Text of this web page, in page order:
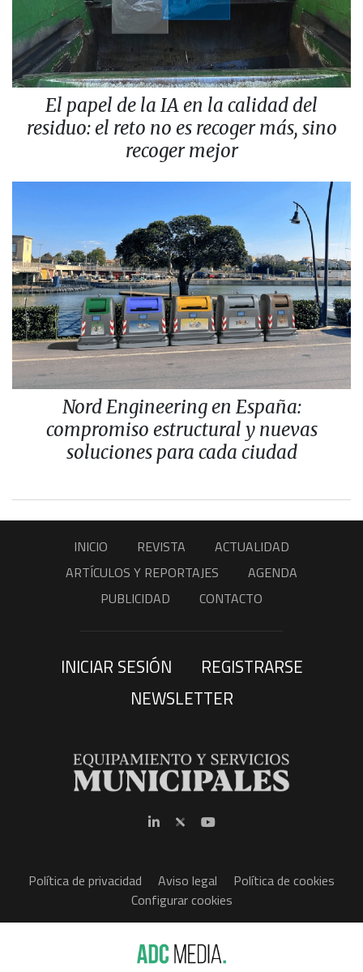
El papel de la IA en la calidad del
residuo: el reto no es recoger más, sino
recoger mejor
Nord Engineering en España:
compromiso estructural y nuevas
soluciones para cada ciudad
INICIO REVISTA
ACTUALIDAD
ARTÍCULOS Y REPORTAJES
AGENDA
PUBLICIDAD
CONTACTO
INICIAR SESIÓN
REGISTRARSE
NEWSLETTER
Política de privacidad Aviso legal
Política de cookies
Configurar cookies